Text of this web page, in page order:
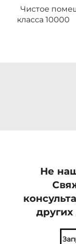
Чистое
класса 10000
Не
других